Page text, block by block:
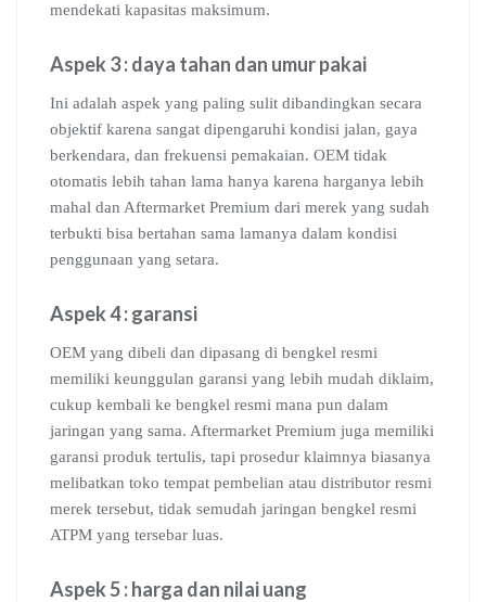
mendekati kapasitas maksimum.
Aspek 3 : daya tahan dan umur pakai
Ini adalah aspek yang paling sulit dibandingkan secara
objektif karena sangat dipengaruhi kondisi jalan, gaya
berkendara, dan frekuensi pemakaian. OEM tidak
otomatis lebih tahan lama hanya karena harganya lebih
mahal dan Aftermarket Premium dari merek yang sudah
terbukti bisa bertahan sama lamanya dalam kondisi
penggunaan yang setara.
Aspek 4 : garansi
OEM yang dibeli dan dipasang di bengkel resmi
memiliki keunggulan garansi yang lebih mudah diklaim,
cukup kembali ke bengkel resmi mana pun dalam
jaringan yang sama. Aftermarket Premium juga memiliki
garansi produk tertulis, tapi prosedur klaimnya biasanya
melibatkan toko tempat pembelian atau distributor resmi
merek tersebut, tidak semudah jaringan bengkel resmi
ATPM yang tersebar luas.
Aspek 5 : harga dan nilai uang